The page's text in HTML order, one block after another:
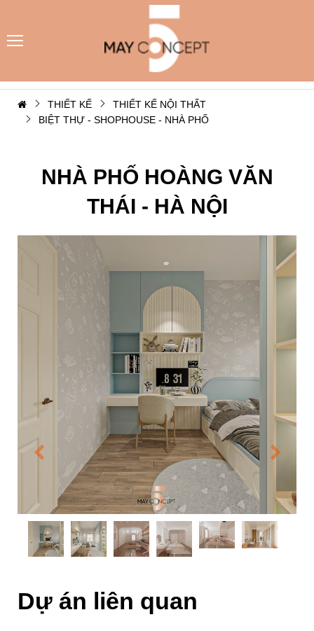
THIẾT KẾ
THIẾT KẾ NỘI THẤT
BIỆT THỰ - SHOPHOUSE - NHÀ PHỐ
NHÀ PHỐ HOÀNG VĂN
THÁI - HÀ NỘI
Dự án liên quan